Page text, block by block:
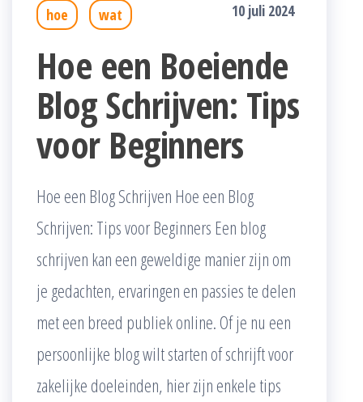
hoe wat 10 juli 2024
Hoe een Boeiende
Blog Schrijven: Tips
voor Beginners
Hoe een Blog Schrijven Hoe een Blog
Schrijven: Tips voor Beginners Een blog
schrijven kan een geweldige manier zijn om
je gedachten, ervaringen en passies te delen
met een breed publiek online. Of je nu een
persoonlijke blog wilt starten of schrijft voor
zakelijke doeleinden, hier zijn enkele tips